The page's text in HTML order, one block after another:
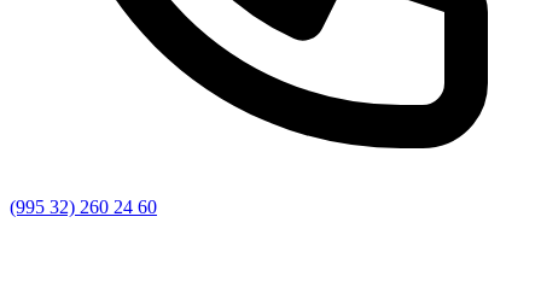
(995 32) 260 24 60